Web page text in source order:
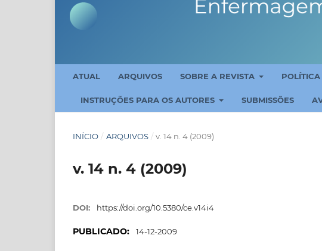
ATUAL ARQUIVOS SOBRE A REVISTA
INSTRUÇÕES PARA OS AUTORES SUBMISSÕES
INÍCIO / ARQUIVOS / v. 14 n. 4 (2009)
v. 14 n. 4 (2009)
DOI: https://doi.org/10.5380/ce.v14i4
PUBLICADO: 14-12-2009